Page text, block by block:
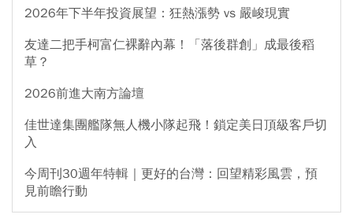
2026年下半年投資展望：狂熱漲勢 vs 嚴峻現實
友達二把手柯富仁裸辭內幕！「落後群創」成最後稻
草？
2026前進大南方論壇
佳世達集團艦隊無人機小隊起飛！鎖定美日頂級客戶切
入
今周刊30週年特輯｜更好的台灣：回望精彩風雲，預
見前瞻行動